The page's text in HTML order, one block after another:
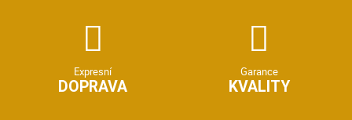
Expresní
DOPRAVA
Garance
KVALITY